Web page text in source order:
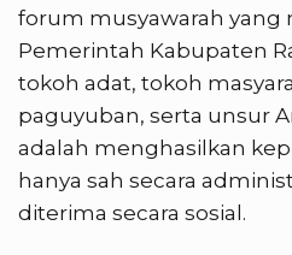
forum musyawarah yang
Pemerintah Kabupaten
tokoh adat, tokoh
paguyuban, serta unsur
adalah menghasilkan
hanya sah secara
diterima secara sosial.